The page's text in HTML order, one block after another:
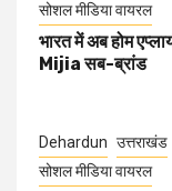
सोशल मीडिया वायरल
भारत में अब होम
Mijia सब-ब्रांड
Dehardun उत्तराखंड
सोशल मीडिया वायरल